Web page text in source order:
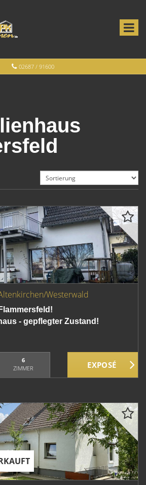
02687 / 91600
Westerwald
- gepflegter Zustand!
6
ZIMMER